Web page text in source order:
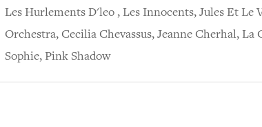
Les Hurlements D'leo , Les Innocents, Jules Et Le
Orchestra, Cecilia Chevassus, Jeanne Cherhal, La
Sophie, Pink Shadow